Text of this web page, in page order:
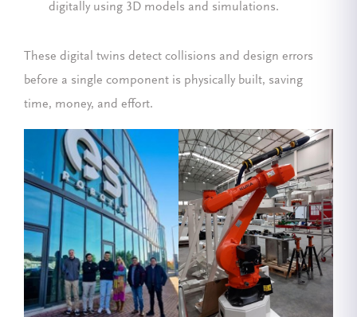
digitally using 3D models and simulations.
These digital twins detect collisions and design errors
before a single component is physically built, saving
time, money, and effort.